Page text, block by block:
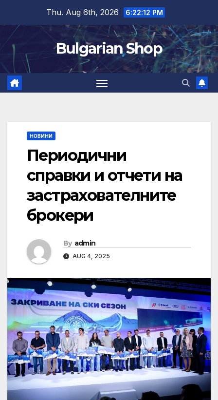
content
Thu. Aug 6th, 2026 6:22:12 PM
Bulgarian Shop
НОВИНИ
Периодични
справки и отчети на
застрахователните
брокери
By admin
AUG 4, 2025